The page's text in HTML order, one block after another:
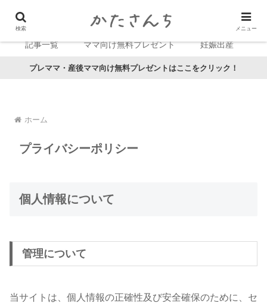
記事一覧 ママ向け無料プレゼント 妊娠出産
プレママ・産後ママ向け無料プレゼントはここをクリック！
ホーム
プライバシーポリシー
個人情報について
管理について
当サイトは、個人情報の正確性及び安全確保のために、セ
検索 メニュー